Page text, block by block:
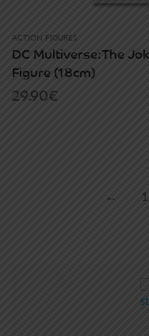
ACTION FIGURES
DC Multiverse:The
Figure (18cm)
29.90€
← 1